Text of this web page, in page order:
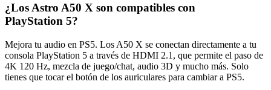
¿Los Astro A50 X son compatibles con
PlayStation 5?
Mejora tu audio en PS5. Los A50 X se conectan directamente a tu
consola PlayStation 5 a través de HDMI 2.1, que permite el paso de
4K 120 Hz, mezcla de juego/chat, audio 3D y mucho más. Solo
tienes que tocar el botón de los auriculares para cambiar a PS5.